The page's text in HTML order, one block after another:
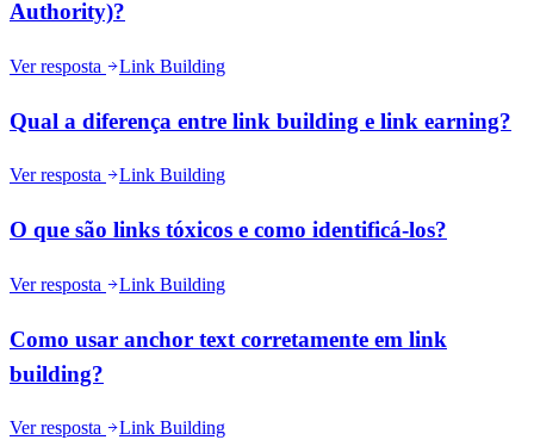
Authority)?
Ver resposta Link Building
Qual a diferença entre link building e link earning?
Ver resposta Link Building
O que são links tóxicos e como identificá-los?
Ver resposta Link Building
Como usar anchor text corretamente em link
building?
Ver resposta Link Building